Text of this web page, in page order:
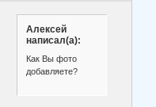
Алексей
написал(а):
Как Вы фото
добавляете?